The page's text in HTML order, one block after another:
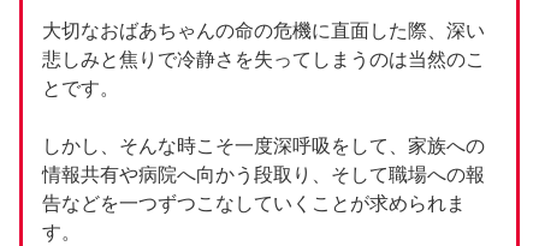
大切なおばあちゃんの命の危機に直面した際、深い
悲しみと焦りで冷静さを失ってしまうのは当然のこ
とです。
しかし、そんな時こそ一度深呼吸をして、家族への
情報共有や病院へ向かう段取り、そして職場への報
告などを一つずつこなしていくことが求められま
す。